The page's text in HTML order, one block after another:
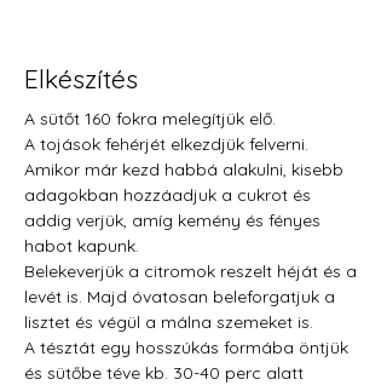
Elkészítés
A sütőt 160 fokra melegítjük elő.
A tojások fehérjét elkezdjük felverni.
Amikor már kezd habbá alakulni, kisebb
adagokban hozzáadjuk a cukrot és
addig verjük, amíg kemény és fényes
habot kapunk.
Belekeverjük a citromok reszelt héját és a
levét is. Majd óvatosan beleforgatjuk a
lisztet és végül a málna szemeket is.
A tésztát egy hosszúkás formába öntjük
és sütőbe téve kb. 30-40 perc alatt